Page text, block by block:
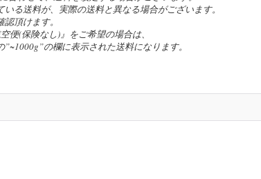
る送料が、実際の送料と異なる場合がございます。
認頂けます。
便(保険なし)』をご希望の場合は、
”~1000g”の欄に表示された送料になります。